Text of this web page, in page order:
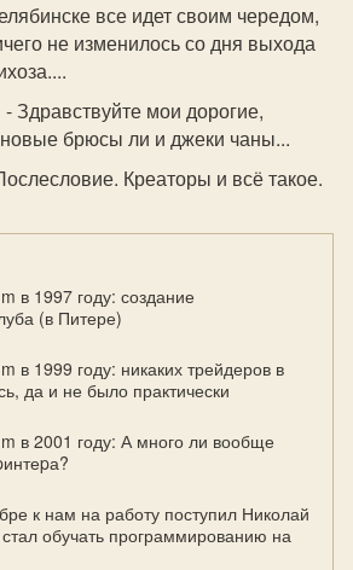
все идет своим чередом,
не изменилось со дня выхода
- Здравствуйте мои дорогие,
брюсы ли и джеки чаны...
Креаторы и всё такое.
в 1997 году: создание
(в Питере)
в 1999 году: никаких трейдеров в
да и не было практически
в 2001 году: А много ли вообще
к нам на работу поступил Николай
стал обучать программированию на